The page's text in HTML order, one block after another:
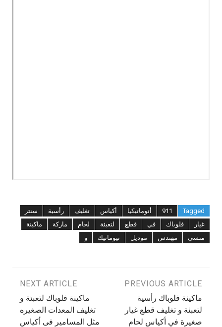
Tagged
911 أتوماتيكيا أكياس تغليف رأسية
سنتر
غيار
فلوباك في قطع لتعبئة لحام ماركة
ماكينة
منسي
مهندس موديل نيوماتيك و
تصفّح
المقالات
PREVIOUS ARTICLE
ماكينة فلوباك رأسية
لتعبئة و تغليف قطع غيار
صغيرة في أكياس لحام
NEXT ARTICLE
ماكينة فلوباك لتعبئة و
تغليف المعدات الصغيره
مثل المسامير فى أكياس